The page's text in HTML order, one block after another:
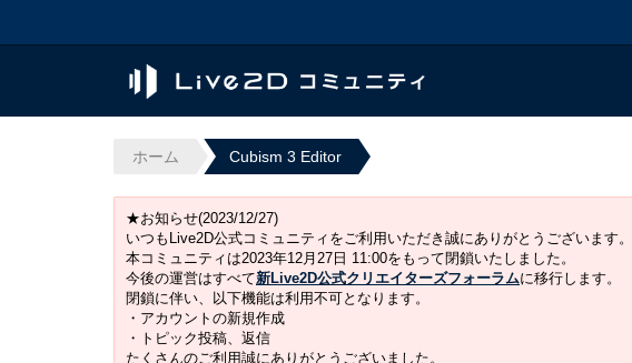
ホーム Cubism 3 Editor
★お知らせ(2023/12/27)
いつもLive2D公式コミュニティをご利用いただき誠にありがとうございます。
本コミュニティは2023年12月27日 11:00をもって閉鎖いたしました。
今後の運営はすべて新Live2D公式クリエイターズフォーラムに移行します。
閉鎖に伴い、以下機能は利用不可となります。
・アカウントの新規作成
・トピック投稿、返信
たくさんのご利用誠にありがとうございました。